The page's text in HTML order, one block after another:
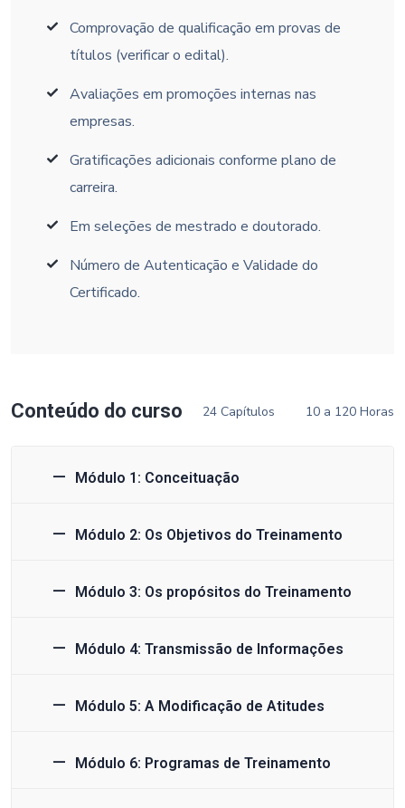
Comprovação de qualificação em provas de
títulos (verificar o edital).
Avaliações em promoções internas nas
empresas.
Gratificações adicionais conforme plano de
carreira.
Em seleções de mestrado e doutorado.
Número de Autenticação e Validade do
Certificado.
Conteúdo do curso 24 Capítulos 10 a 120 Horas
Módulo 1: Conceituação
Módulo 2: Os Objetivos do Treinamento
Módulo 3: Os propósitos do Treinamento
Módulo 4: Transmissão de Informações
Módulo 5: A Modificação de Atitudes
Módulo 6: Programas de Treinamento